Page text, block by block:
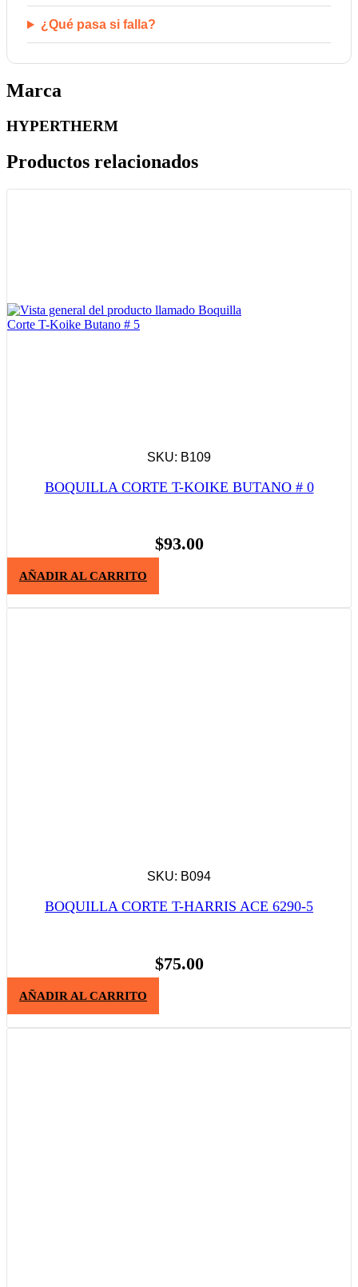
¿Qué pasa si falla?
Marca
HYPERTHERM
Productos relacionados
SKU: B109
BOQUILLA CORTE T-KOIKE BUTANO # 0
$93.00
AÑADIR AL CARRITO
SKU: B094
BOQUILLA CORTE T-HARRIS ACE 6290-5
$75.00
AÑADIR AL CARRITO